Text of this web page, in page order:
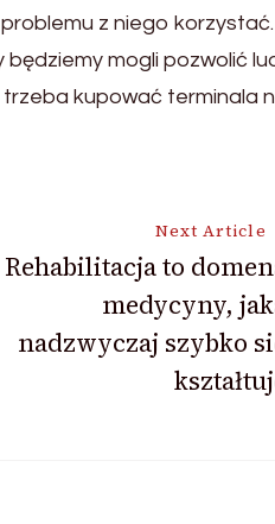
z niego
mogli pozwolić
kupować terminala
Next Article
Rehabilitacja to
medycyny,
nadzwyczaj szybko